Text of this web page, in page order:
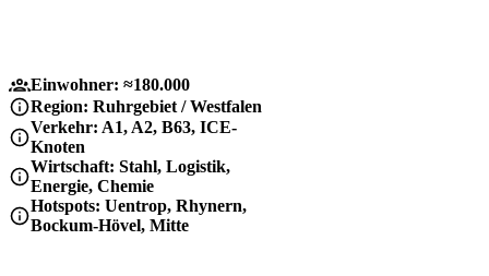
Einwohner: ≈180.000
Region: Ruhrgebiet / Westfalen
Verkehr: A1, A2, B63, ICE-
Knoten
Wirtschaft: Stahl, Logistik,
Energie, Chemie
Hotspots: Uentrop, Rhynern,
Bockum-Hövel, Mitte